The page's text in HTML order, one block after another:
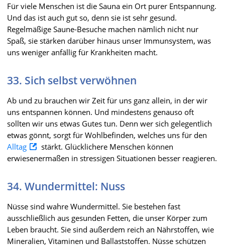
Für viele Menschen ist die Sauna ein Ort purer Entspannung.
Und das ist auch gut so, denn sie ist sehr gesund.
Regelmäßige Saune-Besuche machen nämlich nicht nur
Spaß, sie stärken darüber hinaus unser Immunsystem, was
uns weniger anfällig für Krankheiten macht.
33. Sich selbst verwöhnen
Ab und zu brauchen wir Zeit für uns ganz allein, in der wir
uns entspannen können. Und mindestens genauso oft
sollten wir uns etwas Gutes tun. Denn wer sich gelegentlich
etwas gönnt, sorgt für Wohlbefinden, welches uns für den
Alltag
stärkt. Glücklichere Menschen können
erwiesenermaßen in stressigen Situationen besser reagieren.
34. Wundermittel: Nuss
Nüsse sind wahre Wundermittel. Sie bestehen fast
ausschließlich aus gesunden Fetten, die unser Körper zum
Leben braucht. Sie sind außerdem reich an Nährstoffen, wie
Mineralien, Vitaminen und Ballaststoffen. Nüsse schützen